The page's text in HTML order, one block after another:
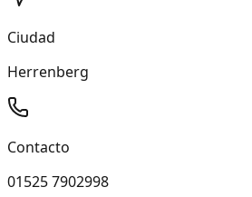
Ciudad
Herrenberg
Contacto
01525 7902998